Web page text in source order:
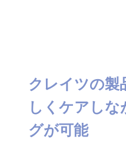
クレイツの製
しくケアし
グが可能